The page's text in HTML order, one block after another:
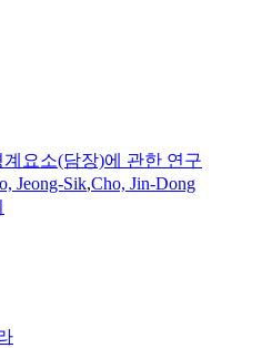
요소(담장)에 관한 연구
Jeong-Sik,Cho, Jin-Dong